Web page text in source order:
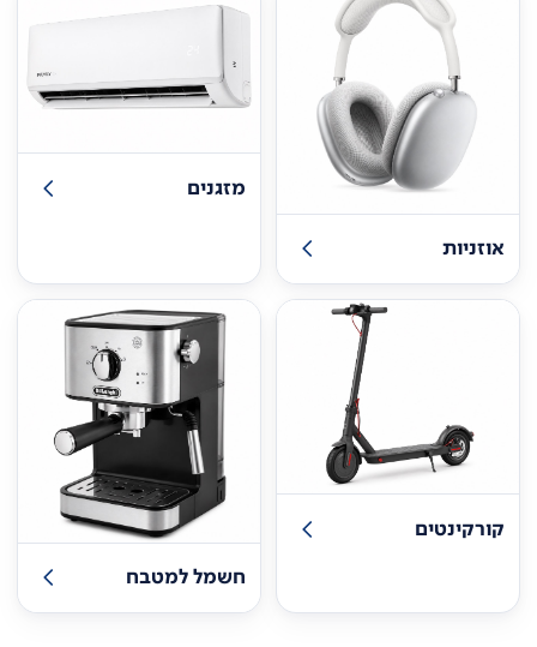
אוזניות
מזגנים
קורקינטים
חשמל למטבח